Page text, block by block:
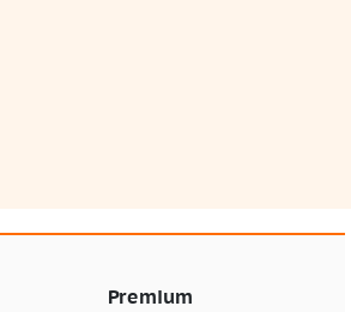
Premium